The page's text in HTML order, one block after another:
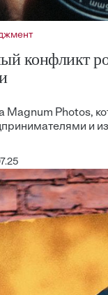
конфликт
Magnum Photos,
и